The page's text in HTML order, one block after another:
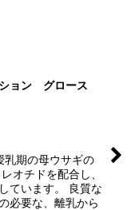
ション グロース
乳期の母ウサギの
オチドを配合し、
ています。 良質な
必要な、離乳から